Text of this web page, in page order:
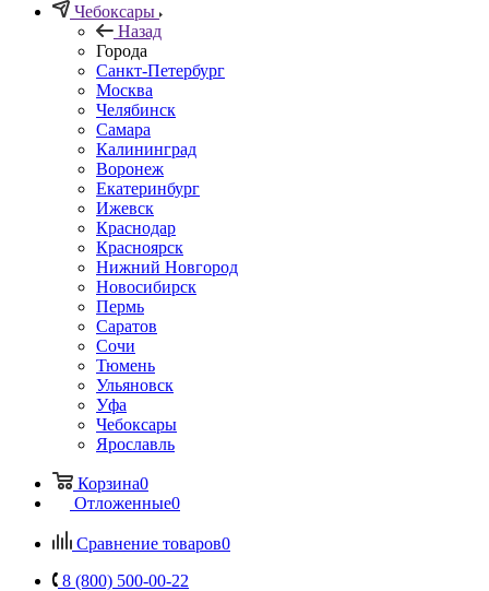
Чебоксары
Назад
Города
Санкт-Петербург
Москва
Челябинск
Самара
Калининград
Воронеж
Екатеринбург
Ижевск
Краснодар
Красноярск
Нижний Новгород
Новосибирск
Пермь
Саратов
Сочи
Тюмень
Ульяновск
Уфа
Чебоксары
Ярославль
Корзина0
Отложенные0
Сравнение товаров0
8 (800) 500-00-22